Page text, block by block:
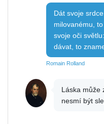
Dát svoje
milovanému,
svoje oči
dávat, to
Romain Rolland
Láska může
nesmí být